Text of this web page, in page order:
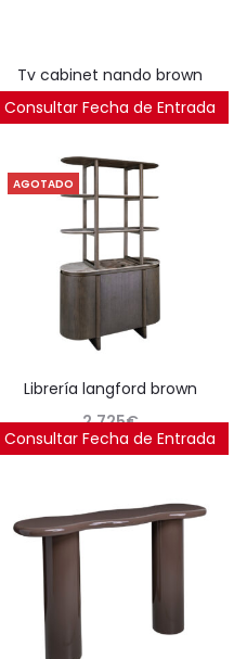
tv cabinet nando brown
1.101€
Consultar Fecha de Entrada
AGOTADO
librería langford brown
2.725€
Consultar Fecha de Entrada